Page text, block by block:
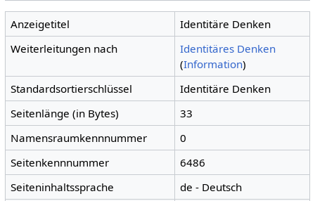
Anzeigetitel
Identitäre Denken
Weiterleitungen nach
Identitäres Denken
(Information)
Standardsortierschlüssel
Identitäre Denken
Seitenlänge (in Bytes)
33
Namensraumkennnummer
0
Seitenkennnummer
6486
Seiteninhaltssprache
de - Deutsch